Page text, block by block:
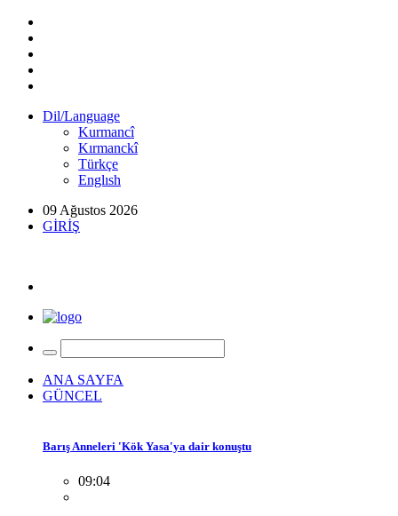
Dil/Language
Kurmancî
Kırmanckî
Türkçe
Englısh
09 Ağustos 2026
GİRİŞ
ANA SAYFA
GÜNCEL
Barış Anneleri 'Kök Yasa'ya dair konuştu
09:04